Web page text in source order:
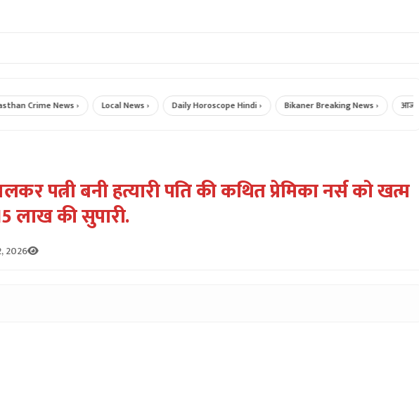
Crime News › Local News › Daily Horoscope Hindi › Bikaner Breaking News › आज का
पत्नी बनी हत्यारी पति की कथित प्रेमिका नर्स को खत्म
लाख की सुपारी.
2026